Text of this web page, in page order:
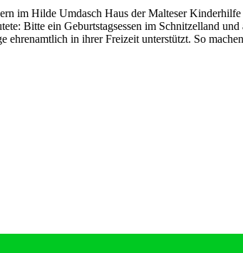
im Hilde Umdasch Haus der Malteser
Bitte ein Geburtstagsessen im Schnitzelland
in ihrer Freizeit unterstützt. So